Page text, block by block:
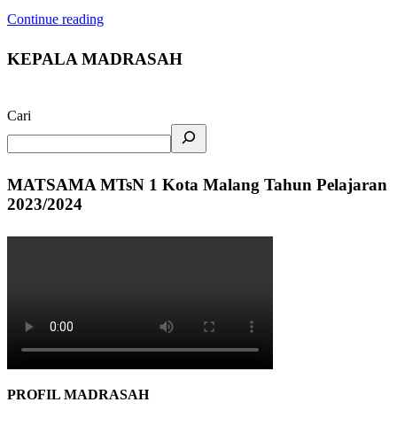
Continue reading
KEPALA MADRASAH
Cari
MATSAMA MTsN 1 Kota Malang Tahun Pelajaran
2023/2024
PROFIL MADRASAH